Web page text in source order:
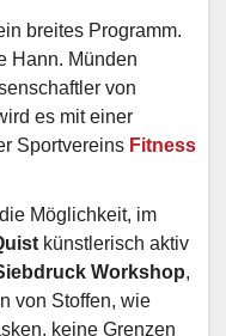
breites Programm.
Hann. Münden
von
es mit einer
Sportvereins Fitness
Möglichkeit, im
künstlerisch aktiv
Workshop,
von Stoffen, wie
keine Grenzen